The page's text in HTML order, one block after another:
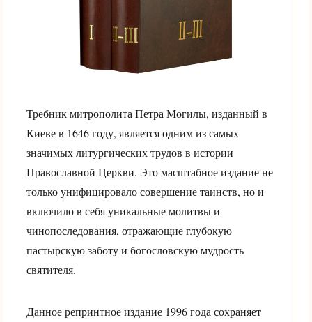
Требник митрополита Петра Могилы, изданный в
Киеве в 1646 году, является одним из самых
значимых литургических трудов в истории
Православной Церкви. Это масштабное издание не
только унифицировало совершение таинств, но и
включило в себя уникальные молитвы и
чинопоследования, отражающие глубокую
пастырскую заботу и богословскую мудрость
святителя.
Данное репринтное издание 1996 года сохраняет